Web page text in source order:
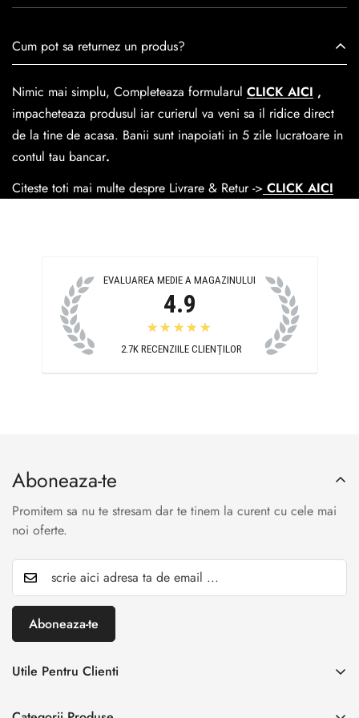
este creată cu mândrie de meșteri pricepuți, care aduc la
trecerea timpului.
medie livrarea dureaza 1-2 zilelucratoare prin
Easybox-ul Emag.
Cosul de livrareeste 15 lei pentru o comanda mai mica de
390 lei si Gratuit pentru o comanda de peste 390 lei.
Cum pot sa returnez un produs?
Nimic mai simplu, Completeaza formularul CLICK AICI ,
impacheteaza produsul iar curierul va veni sa il ridice direct
de la tine de acasa. Banii sunt inapoiati in 5 zile lucratoare in
contul tau bancar.
Citeste toti mai multe despre Livrare & Retur -> CLICK AICI
EVALUAREA MEDIE A MAGAZINULUI
4.9
★★★★★
2.7K RECENZIILE CLIENȚILOR
Aboneaza-te
Promitem sa nu te stresam dar te tinem la curent cu cele mai
noi oferte.
Aboneaza-te
Utile Pentru Clienti